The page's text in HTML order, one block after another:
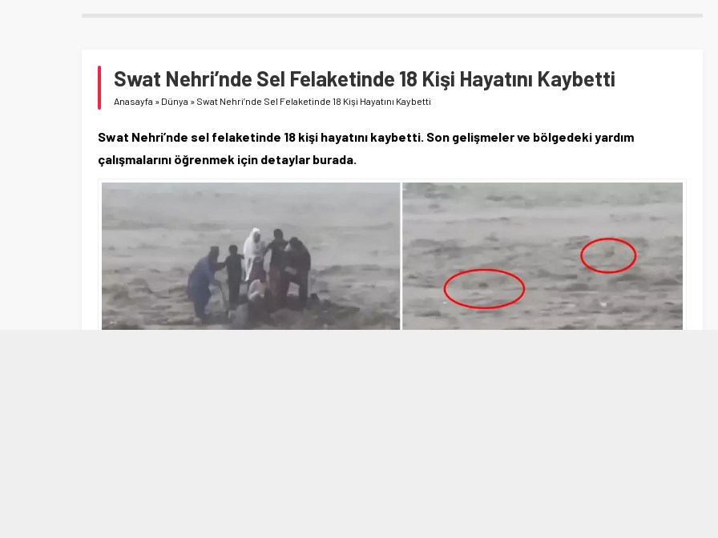
Swat Nehri’nde Sel Felaketinde 18 Kişi Hayatını Kaybetti
Anasayfa » Dünya » Swat Nehri’nde Sel Felaketinde 18 Kişi Hayatını Kaybetti
Swat Nehri’nde sel felaketinde 18 kişi hayatını kaybetti. Son gelişmeler ve bölgedeki yardım
çalışmalarını öğrenmek için detaylar burada.